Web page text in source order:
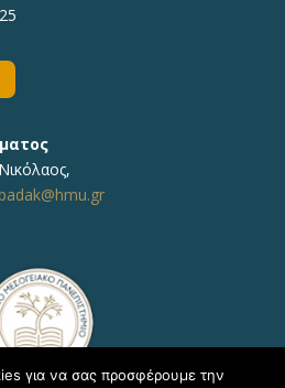
,
για να σας προσφέρουμε την